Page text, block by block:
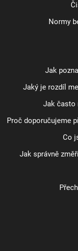
Normy
Jak
Jaký je rozdíl
Jak často
Proč doporučujeme
Co
Jak správně